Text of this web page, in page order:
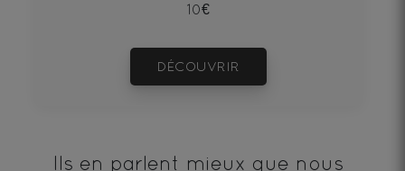
10€
DÉCOUVRIR
Ils en parlent mieux que nous